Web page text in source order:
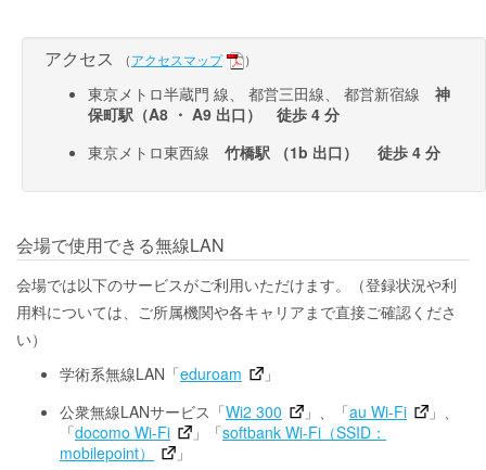
アクセス （アクセスマップ ）
東京メトロ半蔵門 線、 都営三田線、 都営新宿線 神
保町駅（A8 ・ A9 出口） 徒歩 4 分
東京メトロ東西線 竹橋駅 （1b 出口） 徒歩 4 分
会場で使用できる無線LAN
会場では以下のサービスがご利用いただけます。（登録状況や利
用料については、ご所属機関や各キャリアまで直接ご確認くださ
い）
学術系無線LAN「eduroam
」
公衆無線LANサービス「Wi2 300 」、「au Wi-Fi
」、
「docomo Wi-Fi 」「softbank Wi-Fi（SSID：
mobilepoint）
」